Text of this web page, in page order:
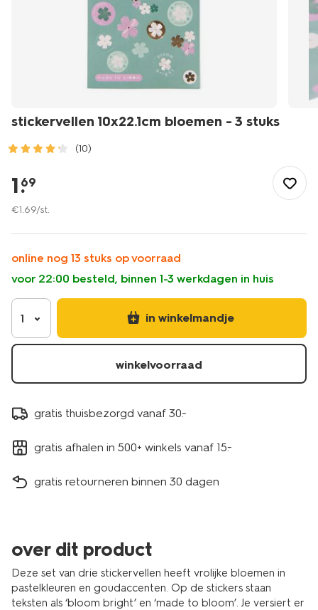
stickervellen 10x22.1cm bloemen - 3 stuks
(10)
hobby/knutselen/stickers/stickervellen-
10x22.1cm-
bloemen-
-3-
14102312.html
1.
69
€1.69/st.
online nog 13 stuks op voorraad
voor 22:00 besteld, binnen 1-3 werkdagen in huis
1 in winkelmandje
winkelvoorraad
gratis thuisbezorgd vanaf 30.-
gratis afhalen in 500+ winkels vanaf 15.-
gratis retourneren binnen 30 dagen
over dit product
Deze set van drie stickervellen heeft vrolijke bloemen in
pastelkleuren en goudaccenten. Op de stickers staan
teksten als ‘bloom bright’ en ‘made to bloom’. Je versiert er